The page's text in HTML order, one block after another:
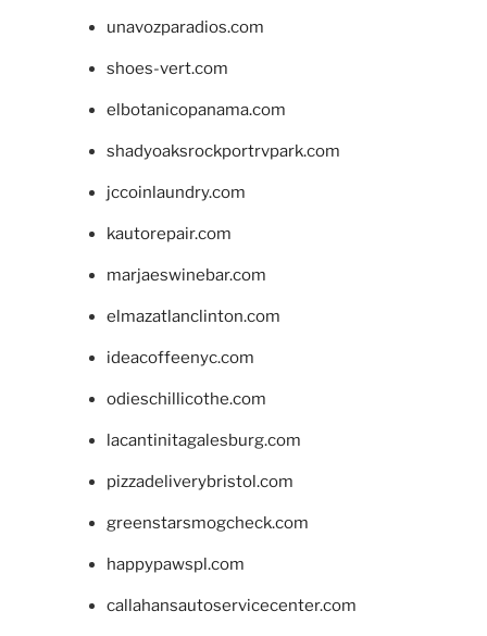
unavozparadios.com
shoes-vert.com
elbotanicopanama.com
shadyoaksrockportrvpark.com
jccoinlaundry.com
kautorepair.com
marjaeswinebar.com
elmazatlanclinton.com
ideacoffeenyc.com
odieschillicothe.com
lacantinitagalesburg.com
pizzadeliverybristol.com
greenstarsmogcheck.com
happypawspl.com
callahansautoservicecenter.com